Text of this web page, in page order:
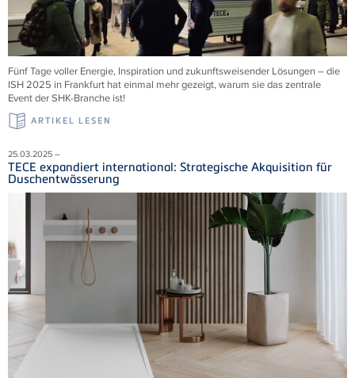
Fünf Tage voller Energie, Inspiration und zukunftsweisender Lösungen – die
ISH 2025 in Frankfurt hat einmal mehr gezeigt, warum sie das zentrale
Event der SHK-Branche ist!
ARTIKEL LESEN
25.03.2025 –
TECE expandiert international: Strategische Akquisition für
Duschentwässerung